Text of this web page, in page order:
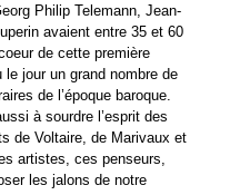
Philip Telemann, Jean-
avaient entre 35 et 60
de cette première
jour un grand nombre de
de l’époque baroque.
à sourdre l’esprit des
de Voltaire, de Marivaux et
artistes, ces penseurs,
les jalons de notre